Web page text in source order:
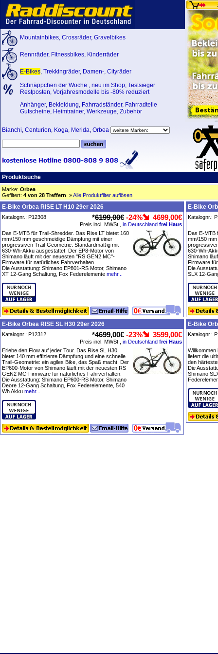
Mountainbikes, Crossräder, Gravelbikes
Rennräder, Fitnessbikes, Kinderräder
E-Bikes, Trekkingräder, Damen-, Cityräder
Schnäppchen der Woche , neu im Shop, Testsieger
Restposten, Vorjahresmodelle bis -80% reduziert
Anhänger, Bekleidung, Fahrradständer, Fahrradteile
Gutscheine, Heimtrainer, Werkzeuge, Zubehör
Bianchi, Centurion, Koga, Merida, Orbea
Produktsuche
Marke: Orbea
Gefiltert: 4 von 28 Treffern »Alle Produktfilter auflösen
E-Bike Orbea RISE LT H10 29er 2026
Katalognr.: P12308 *6199,00€ -24% 4699,00€
Preis incl. MWSt., in Deutschland frei Haus
Das E-MTB für Trail-Shredder. Das Rise LT bietet 160
mm/150 mm geschmeidige Dämpfung mit einer
progressiven Trail-Geometrie. Standardmäßig mit
630-Wh-Akku ausgestattet. Der EP8-Motor von
Shimano läuft mit der neuesten "RS GEN2 MC"-
Firmware für natürliches Fahrverhalten.
Die Ausstattung: Shimano EP801-RS Motor, Shimano
XT 12-Gang Schaltung, Fox Federelemente mehr...
E-Bike
Katalognr.:
Das E-MTB
mm/150
630-Wh-
Shimano
Firmware
Die
SLX 12-
E-Bike Orbea RISE SL H30 29er 2026
Katalognr.: P12312 *4699,00€ -23% 3599,00€
Preis incl. MWSt., in Deutschland frei Haus
Erlebe den Flow auf jeder Tour. Das Rise SL H30
bietet 140 mm effiziente Dämpfung und eine schnelle
Trail-Geometrie: ein agiles Bike, das Spaß macht. Der
EP600-Motor von Shimano läuft mit der neuesten RS
GEN2 MC-Firmware für natürliches Fahrverhalten.
Die Ausstattung: Shimano EP600-RS Motor, Shimano
Deore 12-Gang Schaltung, Fox Federelemente, 540
Wh Akku mehr...
E-Bike
Katalognr.:
Willkommen
liefert die
den
Die
Shimano